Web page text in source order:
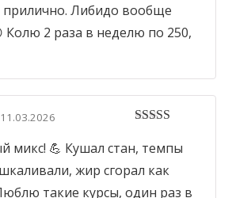
прилично. Либидо вообще
Колю 2 раза в неделю по 250,
11.03.2026
микс! 💪 Кушал стан, темпы
жир сгорал как
такие курсы, один раз в